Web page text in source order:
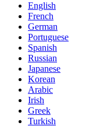
English
French
German
Portuguese
Spanish
Russian
Japanese
Korean
Arabic
Irish
Greek
Turkish